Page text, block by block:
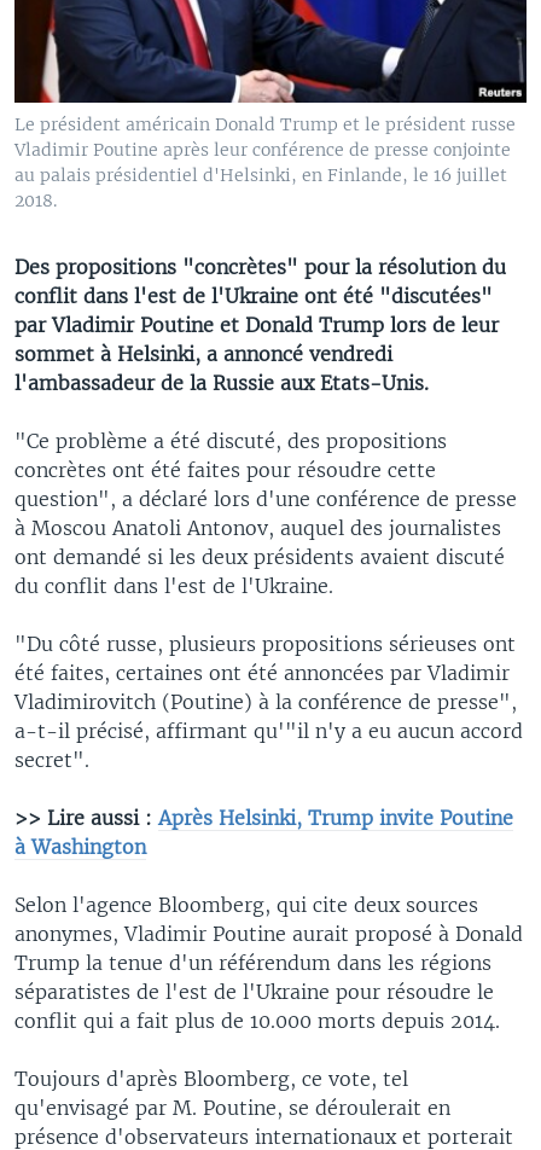
Le président américain Donald Trump et le président russe
Vladimir Poutine après leur conférence de presse conjointe
au palais présidentiel d'Helsinki, en Finlande, le 16 juillet
2018.
Des propositions "concrètes" pour la résolution du
conflit dans l'est de l'Ukraine ont été "discutées"
par Vladimir Poutine et Donald Trump lors de leur
sommet à Helsinki, a annoncé vendredi
l'ambassadeur de la Russie aux Etats-Unis.
"Ce problème a été discuté, des propositions
concrètes ont été faites pour résoudre cette
question", a déclaré lors d'une conférence de presse
à Moscou Anatoli Antonov, auquel des journalistes
ont demandé si les deux présidents avaient discuté
du conflit dans l'est de l'Ukraine.
"Du côté russe, plusieurs propositions sérieuses ont
été faites, certaines ont été annoncées par Vladimir
Vladimirovitch (Poutine) à la conférence de presse",
a-t-il précisé, affirmant qu'"il n'y a eu aucun accord
secret".
>> Lire aussi : Après Helsinki, Trump invite Poutine
à Washington
Selon l'agence Bloomberg, qui cite deux sources
anonymes, Vladimir Poutine aurait proposé à Donald
Trump la tenue d'un référendum dans les régions
séparatistes de l'est de l'Ukraine pour résoudre le
conflit qui a fait plus de 10.000 morts depuis 2014.
Toujours d'après Bloomberg, ce vote, tel
qu'envisagé par M. Poutine, se déroulerait en
présence d'observateurs internationaux et porterait